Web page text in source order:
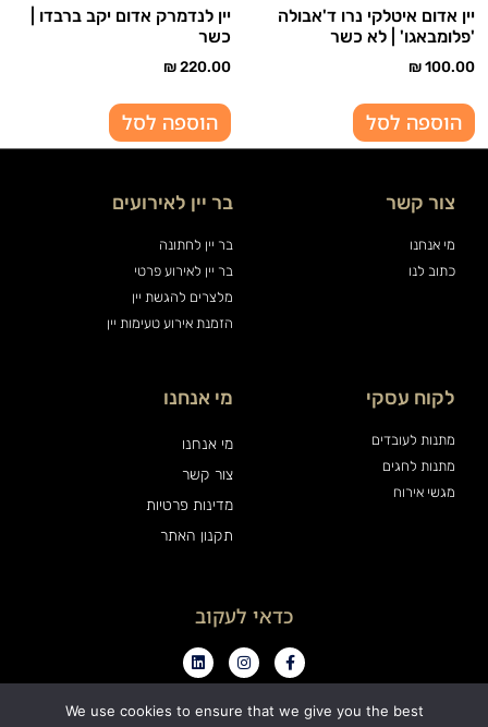
יין אדום איטלקי נרו ד'אבולה
'פלומבאגו' | לא כשר
₪100.00
הוספה לסל
יין לנדמרק אדום יקב ברבדו |
כשר
₪220.00
הוספה לסל
צור קשר
מי אנחנו
כתוב לנו
בר יין לאירועים
בר יין לחתונה
בר יין לאירוע פרטי
מלצרים להגשת יין
הזמנת אירוע טעימות יין
לקוח עסקי
מתנות לעובדים
מתנות לחגים
מגשי אירוח
מי אנחנו
מי אנחנו
צור קשר
מדינות פרטיות
תקנון האתר
כדאי לעקוב
We use cookies to ensure that we give you the best